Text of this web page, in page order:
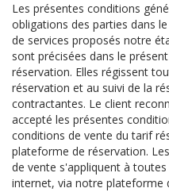
Les présentes conditions
obligations des parties dans
de services proposés notre
sont précisées dans le
réservation. Elles régissent
réservation et au suivi de la
contractantes. Le client
accepté les présentes
conditions de vente du tarif
plateforme de réservation.
de vente s'appliquent à
internet, via notre plateforme